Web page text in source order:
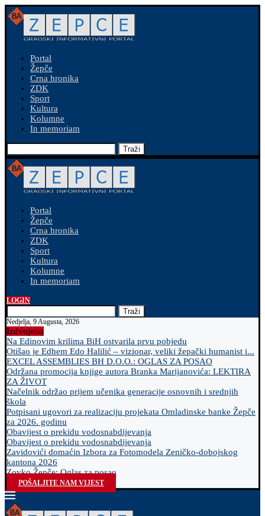
Portal
Žepče
Crna hronika
ZDK
Sport
Kultura
Kolumne
In memoriam
Traži
Portal
Žepče
Crna hronika
ZDK
Sport
Kultura
Kolumne
In memoriam
LOGIN
Traži
Nedjelja, 9 Augusta, 2026
Izdvojeno
Na Edinovim krilima BiH ostvarila prvu pobjedu
Otišao je Edhem Edo Halilić – vizionar, veliki žepački humanist i...
EXCEL ASSEMBLIES BH D.O.O.: OGLAS ZA POSAO
Održana promocija knjige autora Branka Marijanovića: LEKTIRA
ZA ŽIVOT
Načelnik održao prijem učenika generacije osnovnih i srednjih
škola
Potpisani ugovori za realizaciju projekata Omladinske banke Žepče
za 2026. godinu
Obavijest o prekidu vodosnabdijevanja
Obavijest o prekidu vodosnabdijevanja
Zavidovići domaćin Izbora za Fotomodela Zeničko-dobojskog
kantona 2026
Zovko Žepče: Oglas za posao
POŠALJITE NAM VIJEST